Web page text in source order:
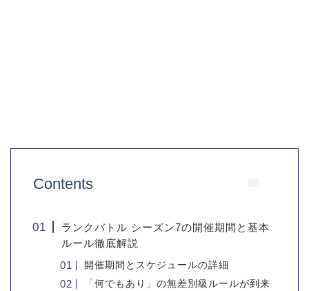
Contents
ランクバトル シーズン7の開催期間と基本
ルール徹底解説
開催期間とスケジュールの詳細
「何でもあり」の無差別級ルールが到来